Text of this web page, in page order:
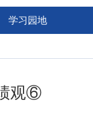
学习园地
观⑥